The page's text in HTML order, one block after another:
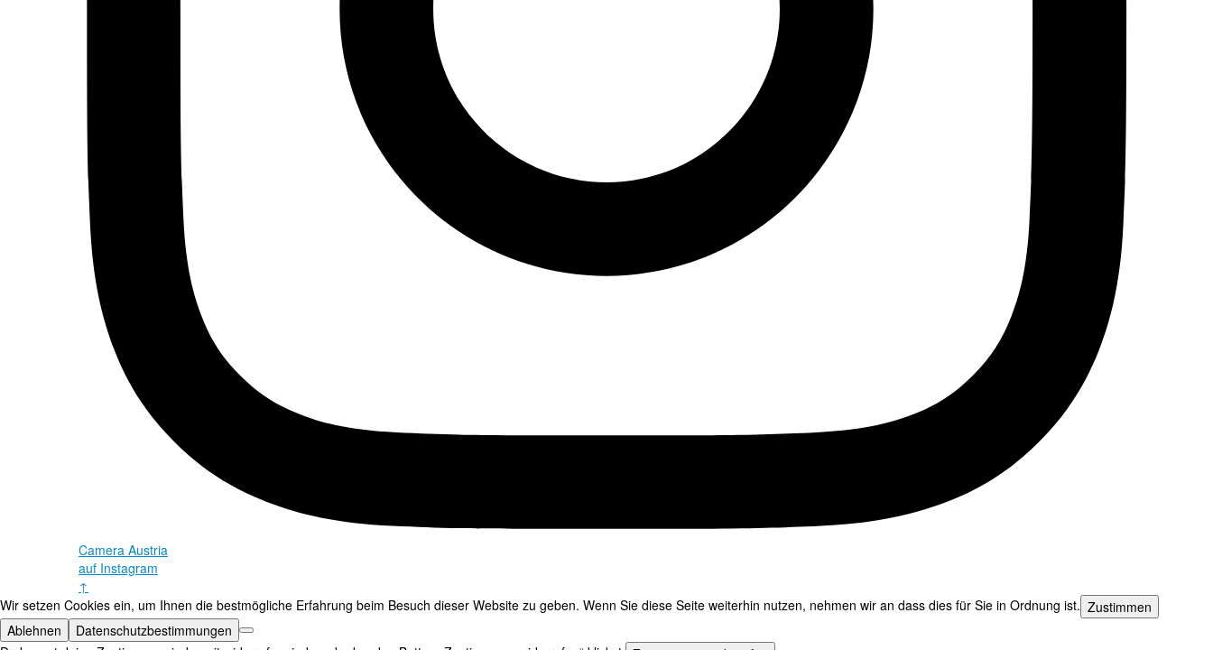
Camera Austria
auf Instagram
↑
Wir setzen Cookies ein, um Ihnen die bestmögliche Erfahrung beim Besuch dieser Website zu geben. Wenn Sie diese Seite weiterhin nutzen, nehmen wir an dass dies für Sie in Ordnung ist. Zustimmen
Ablehnen
Datenschutzbestimmungen